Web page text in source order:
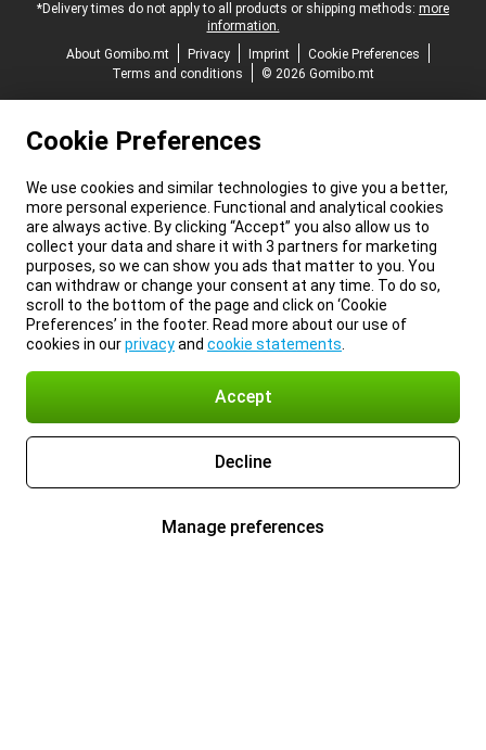
*Delivery times do not apply to all products or shipping methods: more
information.
About Gomibo.mt
Privacy Imprint
Cookie Preferences
Terms and conditions
© 2026 Gomibo.mt
Cookie Preferences
We use cookies and similar technologies to give you a better,
more personal experience. Functional and analytical cookies
are always active. By clicking “Accept” you also allow us to
collect your data and share it with 3 partners for marketing
purposes, so we can show you ads that matter to you. You
can withdraw or change your consent at any time. To do so,
scroll to the bottom of the page and click on ‘Cookie
Preferences’ in the footer. Read more about our use of
cookies in ourprivacyand cookie statements
Accept
Decline
Manage preferences